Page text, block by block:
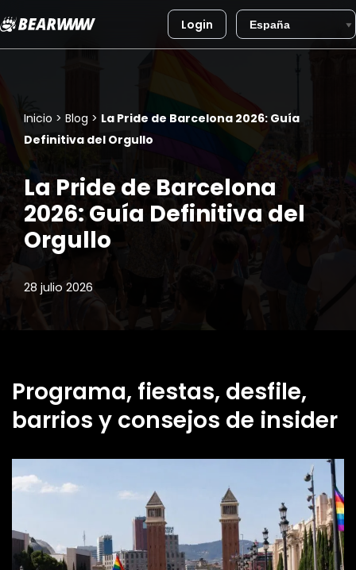
Saltar
Login
Inicio > Blog > La Pride de Barcelona 2026: Guía
Definitiva del Orgullo
La Pride de Barcelona
2026: Guía Definitiva del
Orgullo
28 julio 2026
Programa, fiestas, desfile,
barrios y consejos de insider